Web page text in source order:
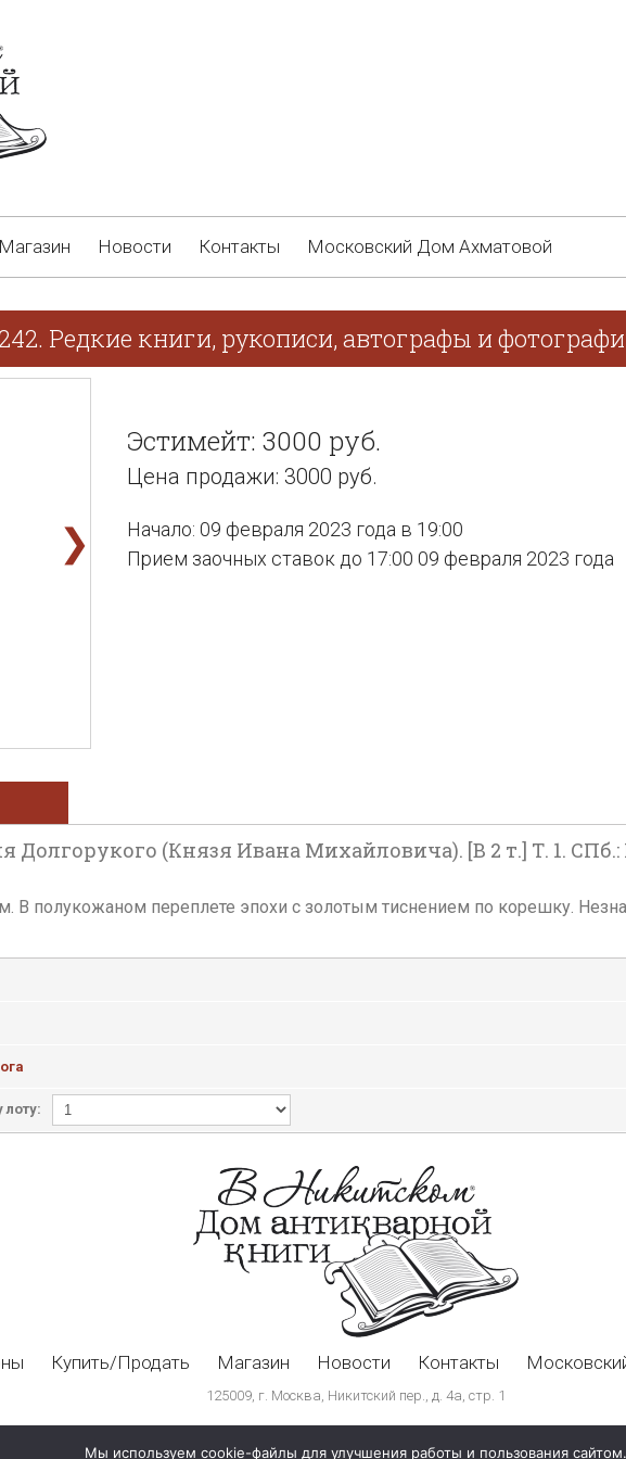
Магазин Новости Контакты Московский Дом Ахматовой
Редкие книги, рукописи, автографы и
❯
Эстимейт: 3000 руб.
Цена продажи: 3000 руб.
Начало: 09 февраля 2023 года в 19:00
Прием заочных ставок до 17:00 09 февраля 2023 года
Долгорукого (Князя Ивана Михайловича). [В 2 т.] Т. 1.
В полукожаном переплете эпохи с золотым тиснением по корешку.
Купить/Продать Магазин Новости Контакты
125009, г. Москва, Никитский пер., д. 4а, стр. 1
Мы используем cookie-файлы для улучшения работы и пользования сайтом.